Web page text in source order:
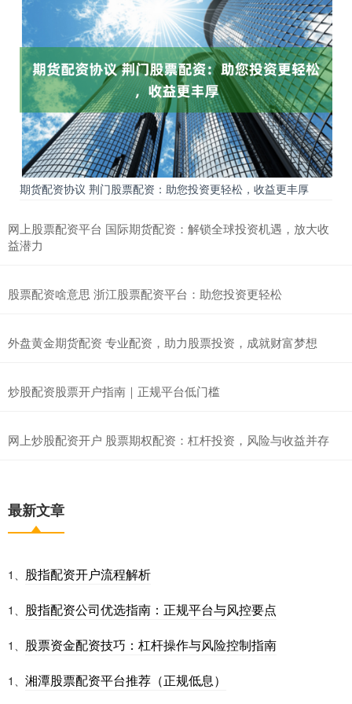
期货配资协议 荆门股票配资：助您投资更轻松，收益更丰厚
网上股票配资平台 国际期货配资：解锁全球投资机遇，放大收
益潜力
股票配资啥意思 浙江股票配资平台：助您投资更轻松
外盘黄金期货配资 专业配资，助力股票投资，成就财富梦想
炒股配资股票开户指南｜正规平台低门槛
网上炒股配资开户 股票期权配资：杠杆投资，风险与收益并存
最新文章
1、 股指配资开户流程解析
1、 股指配资公司优选指南：正规平台与风控要点
1、 股票资金配资技巧：杠杆操作与风险控制指南
1、 湘潭股票配资平台推荐（正规低息）